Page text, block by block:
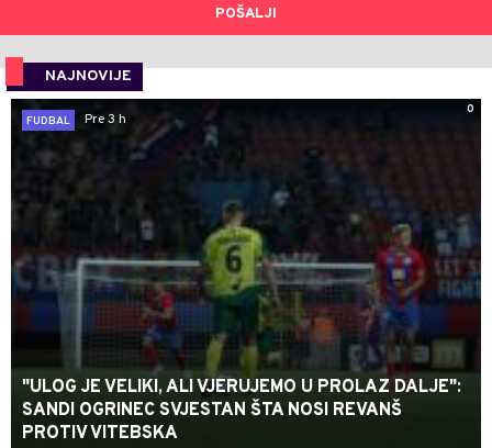
POŠALJI
NAJNOVIJE
0
FUDBAL
Pre 3 h
"ULOG JE VELIKI, ALI VJERUJEMO U PROLAZ DALJE":
SANDI OGRINEC SVJESTAN ŠTA NOSI REVANŠ
PROTIV VITEBSKA